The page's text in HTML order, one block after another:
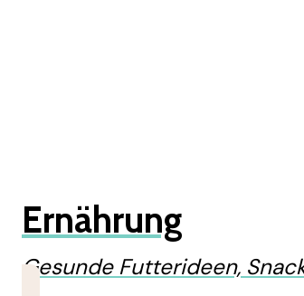
Ernährung
Gesunde Futterideen,